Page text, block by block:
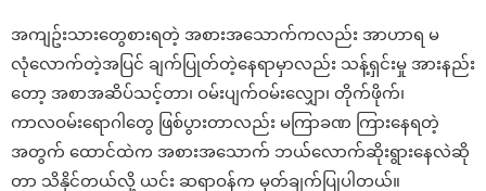
အကျဥ်းသားတွေစားရတဲ့ အစားအသောက်ကလည်း အာဟာရ မ
လုံလောက်တဲ့အပြင် ချက်ပြုတ်တဲ့နေရာမှာလည်း သန့်ရှင်းမှု အားနည်း
တော့ အစာအဆိပ်သင့်တာ၊ ဝမ်းပျက်ဝမ်းလျှော၊ တိုက်ဖိုက်၊
ကာလဝမ်းရောဂါတွေ ဖြစ်ပွားတာလည်း မကြာခဏ ကြားနေရတဲ့
အတွက် ထောင်ထဲက အစားအသောက် ဘယ်လောက်ဆိုးရွားနေလဲဆို
တာ သိနိုင်တယ်လို့ ယင်း ဆရာဝန်က မှတ်ချက်ပြုပါတယ်။